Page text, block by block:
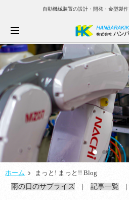
自動機械装置の設計・開発・金型製
ホーム
まっと! まっと!! Blog
雨の日のサプライズ
記事一覧